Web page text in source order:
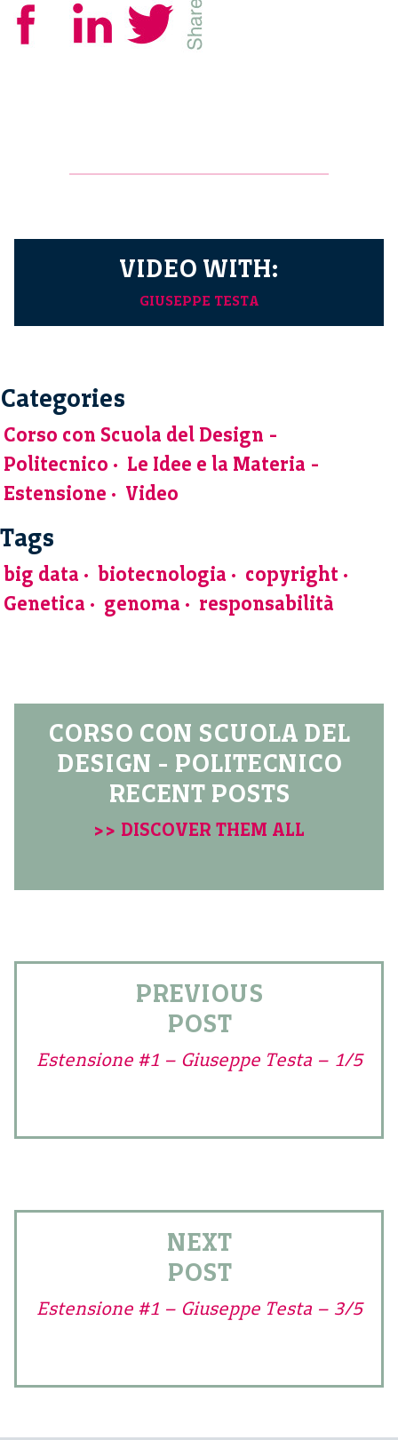
VIDEO WITH:
GIUSEPPE TESTA
Categories
Corso con Scuola del Design -
Politecnico
Le Idee e la Materia -
Estensione
Video
Tags
big data biotecnologia
copyright
Genetica
genoma responsabilità
CORSO CON SCUOLA DEL
DESIGN - POLITECNICO
RECENT POSTS
>> DISCOVER THEM ALL
PREVIOUS
POST
Estensione #1 – Giuseppe Testa – 1/5
NEXT
POST
Estensione #1 – Giuseppe Testa – 3/5